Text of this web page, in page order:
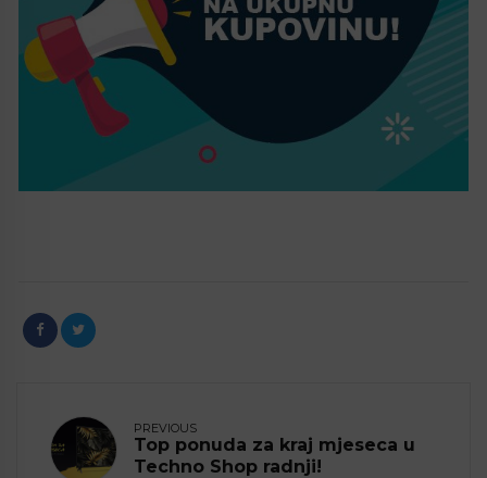
PREVIOUS
Top ponuda za kraj mjeseca u
Techno Shop radnji!